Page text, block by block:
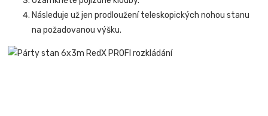
Následuje už jen prodloužení teleskopických nohou stanu
na požadovanou výšku.